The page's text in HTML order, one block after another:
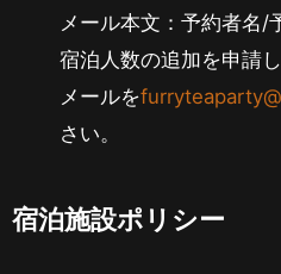
メール本文：予約者名/
宿泊人数の追加を申請し
メールを
さい。
宿泊施設ポリシー